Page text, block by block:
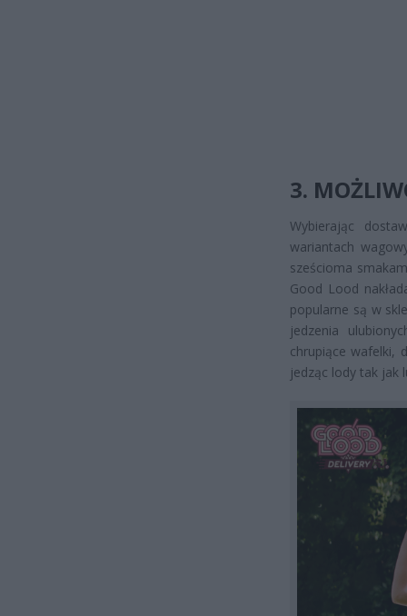
3.
Wybierając
wariantach
sześcioma
Good Lood
popularne są w
jedzenia
chrupiące wafelki,
jedząc lody tak jak